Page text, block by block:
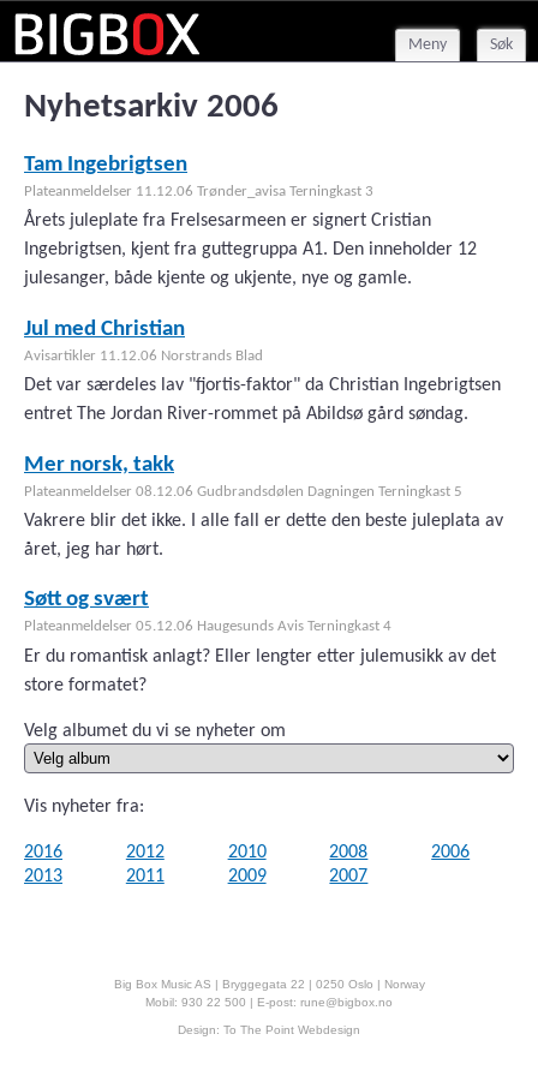
Meny Søk
Nyhetsarkiv 2006
Tam Ingebrigtsen
Plateanmeldelser 11.12.06 Trønder_avisa Terningkast 3
Årets juleplate fra Frelsesarmeen er signert Cristian
Ingebrigtsen, kjent fra guttegruppa A1. Den inneholder 12
julesanger, både kjente og ukjente, nye og gamle.
Jul med Christian
Avisartikler 11.12.06 Norstrands Blad
Det var særdeles lav "fjortis-faktor" da Christian Ingebrigtsen
entret The Jordan River-rommet på Abildsø gård søndag.
Mer norsk, takk
Plateanmeldelser 08.12.06 Gudbrandsdølen Dagningen Terningkast 5
Vakrere blir det ikke. I alle fall er dette den beste juleplata av
året, jeg har hørt.
Søtt og svært
Plateanmeldelser 05.12.06 Haugesunds Avis Terningkast 4
Er du romantisk anlagt? Eller lengter etter julemusikk av det
store formatet?
Velg albumet du vi se nyheter om
Vis nyheter fra:
2016
2013
2012
2011
2010
2009
2008
2007
2006
Big Box Music AS | Bryggegata 22 | 0250 Oslo | Norway
Mobil: 930 22 500 | E-post: rune@bigbox.no
Design: To The Point Webdesign